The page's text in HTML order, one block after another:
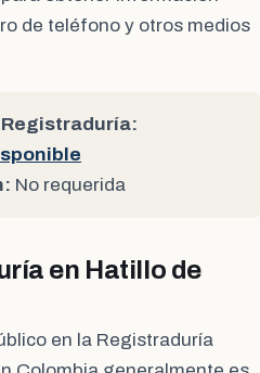
de teléfono y otros medios
No requerida
en Hatillo de
en la Registraduría